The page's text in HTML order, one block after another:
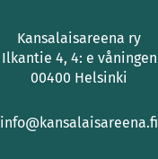
Kansalaisareena ry
Ilkantie 4, 4: e våningen
00400 Helsinki
info@kansalaisareena.fi